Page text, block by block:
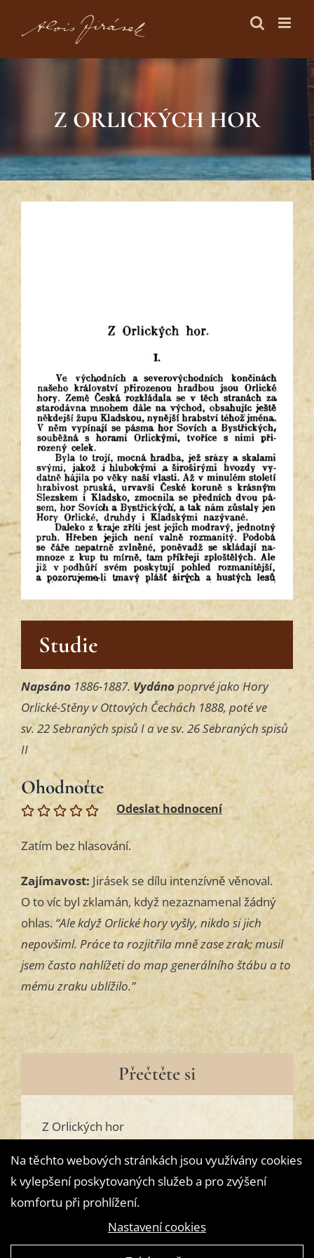
Z ORLICKÝCH HOR
Studie
Napsáno 1886-1887.Vydánopoprvé jako Hory
Orlické-Stěny v Ottových Čechách 1888, poté ve
sv. 22 Sebraných spisů I a ve sv. 26 Sebraných spisů
II
Ohodnoťte
Zatím bez hlasování.
Zajímavost: Jirásek se dílu intenzívně věnoval.
O to víc byl zklamán, když nezaznamenal žádný
ohlas. “Ale když Orlické hory vyšly, nikdo si jich
nepovšiml. Práce ta rozjitřila mně zase zrak; musil
jsem často nahlížeti do map generálního štábu a to
mému zraku ublížilo.”
Přečtěte si
Z Orlických hor
Na těchto webových stránkách jsou využívány cookies
k vylepšení poskytovaných služeb a pro zvýšení
komfortu při prohlížení.
Nastavení cookies